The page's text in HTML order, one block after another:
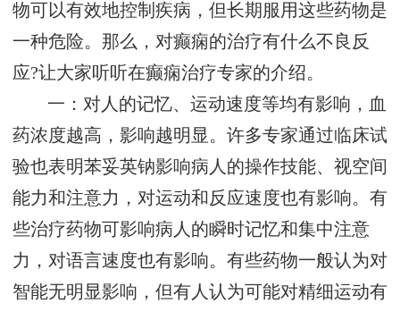
物可以有效地控制疾病，但长期服用这些药物是
一种危险。那么，对癫痫的治疗有什么不良反
应?让大家听听在癫痫治疗专家的介绍。
一：对人的记忆、运动速度等均有影响，血
药浓度越高，影响越明显。许多专家通过临床试
验也表明苯妥英钠影响病人的操作技能、视空间
能力和注意力，对运动和反应速度也有影响。有
些治疗药物可影响病人的瞬时记忆和集中注意
力，对语言速度也有影响。有些药物一般认为对
智能无明显影响，但有人认为可能对精细运动有